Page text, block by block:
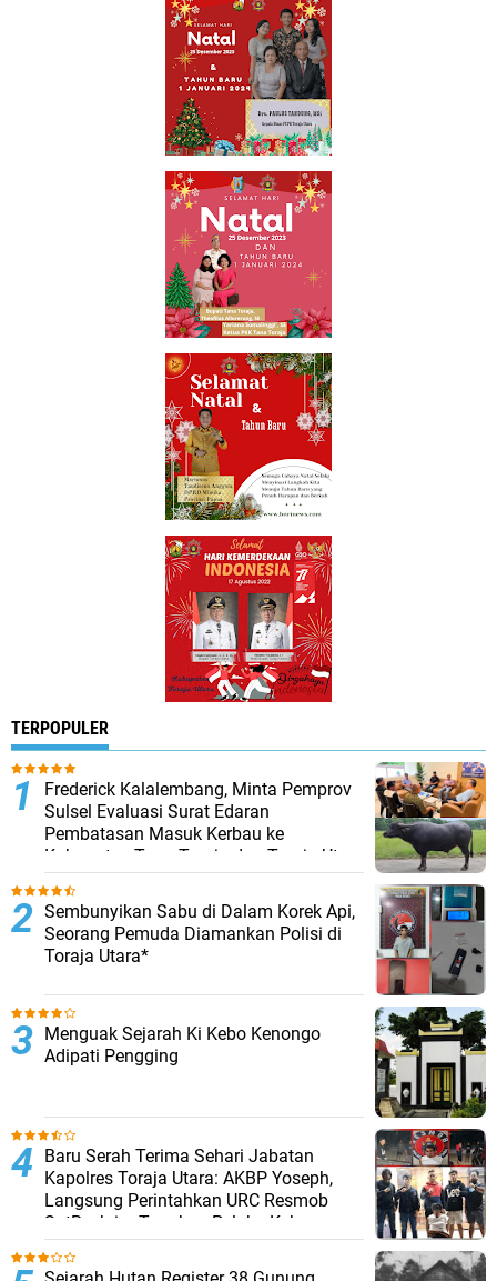
TERPOPULER
Frederick Kalalembang, Minta Pemprov
Sulsel Evaluasi Surat Edaran
Pembatasan Masuk Kerbau ke
Kabupaten Tana Toraja dan Toraja Utara
Sembunyikan Sabu di Dalam Korek Api,
Seorang Pemuda Diamankan Polisi di
Toraja Utara*
Menguak Sejarah Ki Kebo Kenongo
Adipati Pengging
Baru Serah Terima Sehari Jabatan
Kapolres Toraja Utara: AKBP Yoseph,
Langsung Perintahkan URC Resmob
SatReskrim Tangkap Pelaku Kekerasan
Seksual Anak Di Bawah Umur